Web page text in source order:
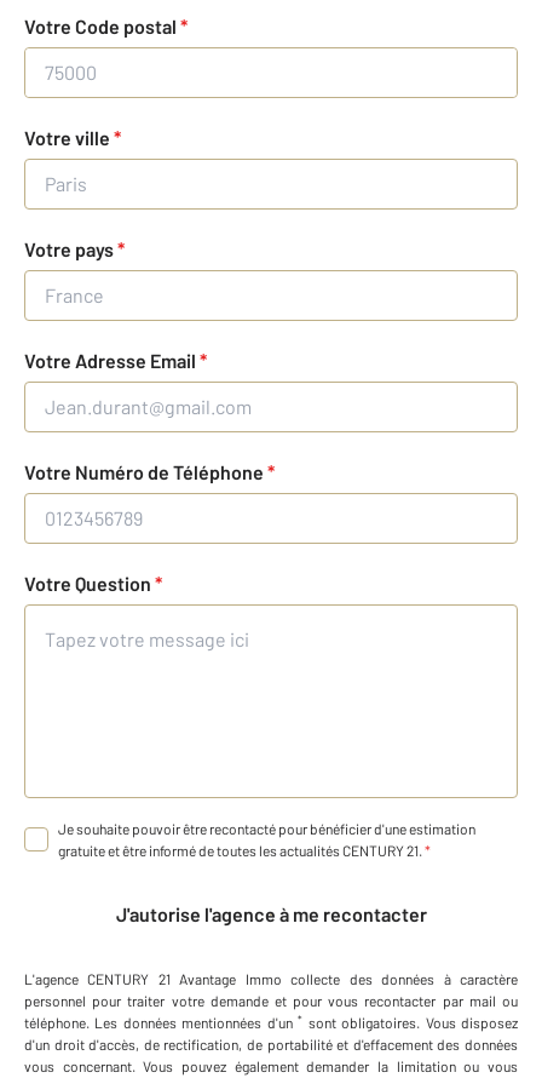
Votre Code postal *
Votre ville *
Votre pays*
Votre Adresse Email *
Votre Numéro de Téléphone *
Votre Question *
Je souhaite pouvoir être recontacté pour bénéficier d'une estimation
gratuite et être informé de toutes les actualités CENTURY 21. *
J'autorise l'agence à me recontacter
L'agence CENTURY 21 Avantage Immo collecte des données à caractère
personnel pour traiter votre demande et pour vous recontacter par mail ou
téléphone. Les données mentionnées d'un * sont obligatoires. Vous disposez
d'un droit d'accès, de rectification, de portabilité et d'effacement des données
vous concernant. Vous pouvez également demander la limitation ou vous